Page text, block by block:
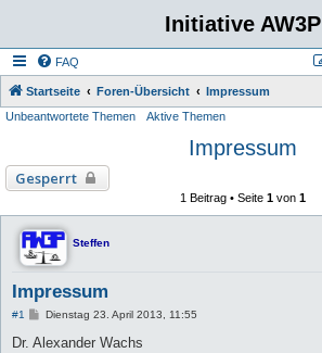
Initiative AW3P
FAQ
Startseite Foren-Übersicht Impressum
Unbeantwortete Themen Aktive Themen
Impressum
Gesperrt
1 Beitrag • Seite 1 von 1
Steffen
Impressum
#1
B
i
Dienstag 23. April 2013, 11:55
Dr. Alexander Wachs